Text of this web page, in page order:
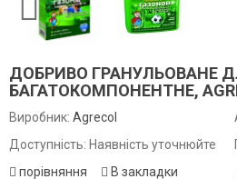
ДОБРИВО ГРАНУЛЬОВАНЕ
БАГАТОКОМПОНЕНТНЕ,
Виробник: Agrecol
Доступність: Наявність уточнюйте
порівняння
В закладки